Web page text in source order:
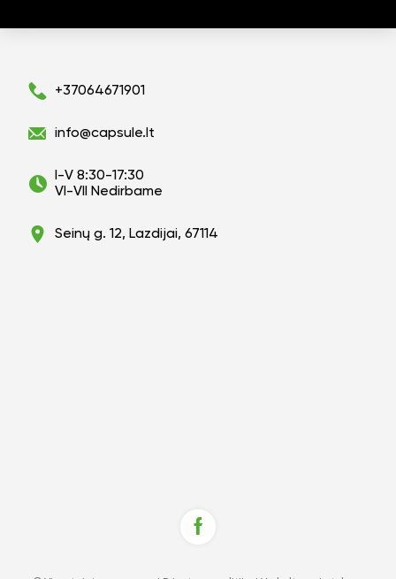
+37064671901
info@capsule.lt
I-V 8:30-17:30
VI-VII Nedirbame
Seinų g. 12, Lazdijai, 67114